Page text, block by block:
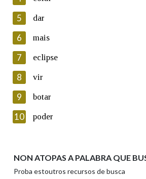
Lin e acepto as condicións da
Introduce o código que aparece na
Texto de verificación
Enviar
5 dar
6 mais
7 eclipse
8 vir
9 botar
10 poder
NON ATOPAS A PALABRA QUE
Proba estoutros recursos de busca